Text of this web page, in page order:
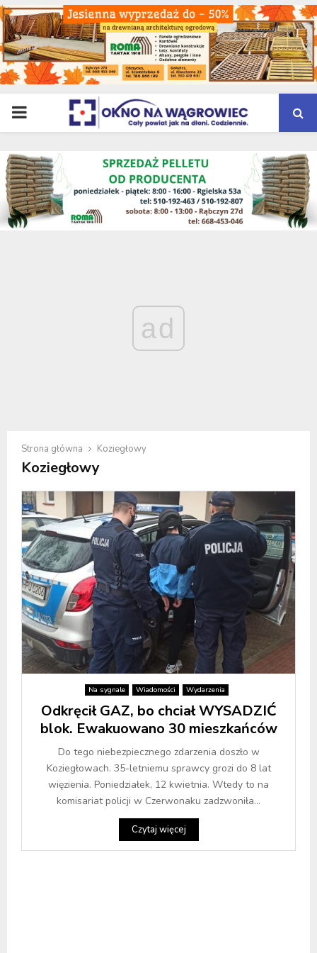
PRIMARY
MENU
ad
Strona główna Koziegłowy
Koziegłowy
Na sygnale Wiadomości Wydarzenia
Odkręcił GAZ, bo chciał WYSADZIĆ
blok. Ewakuowano 30 mieszkańców
Do tego niebezpiecznego zdarzenia doszło w
Koziegłowach. 35-letniemu sprawcy grozi do 8 lat
więzienia. Poniedziałek, 12 kwietnia. Wtedy to na
komisariat policji w Czerwonaku zadzwoniła...
Czytaj więcej